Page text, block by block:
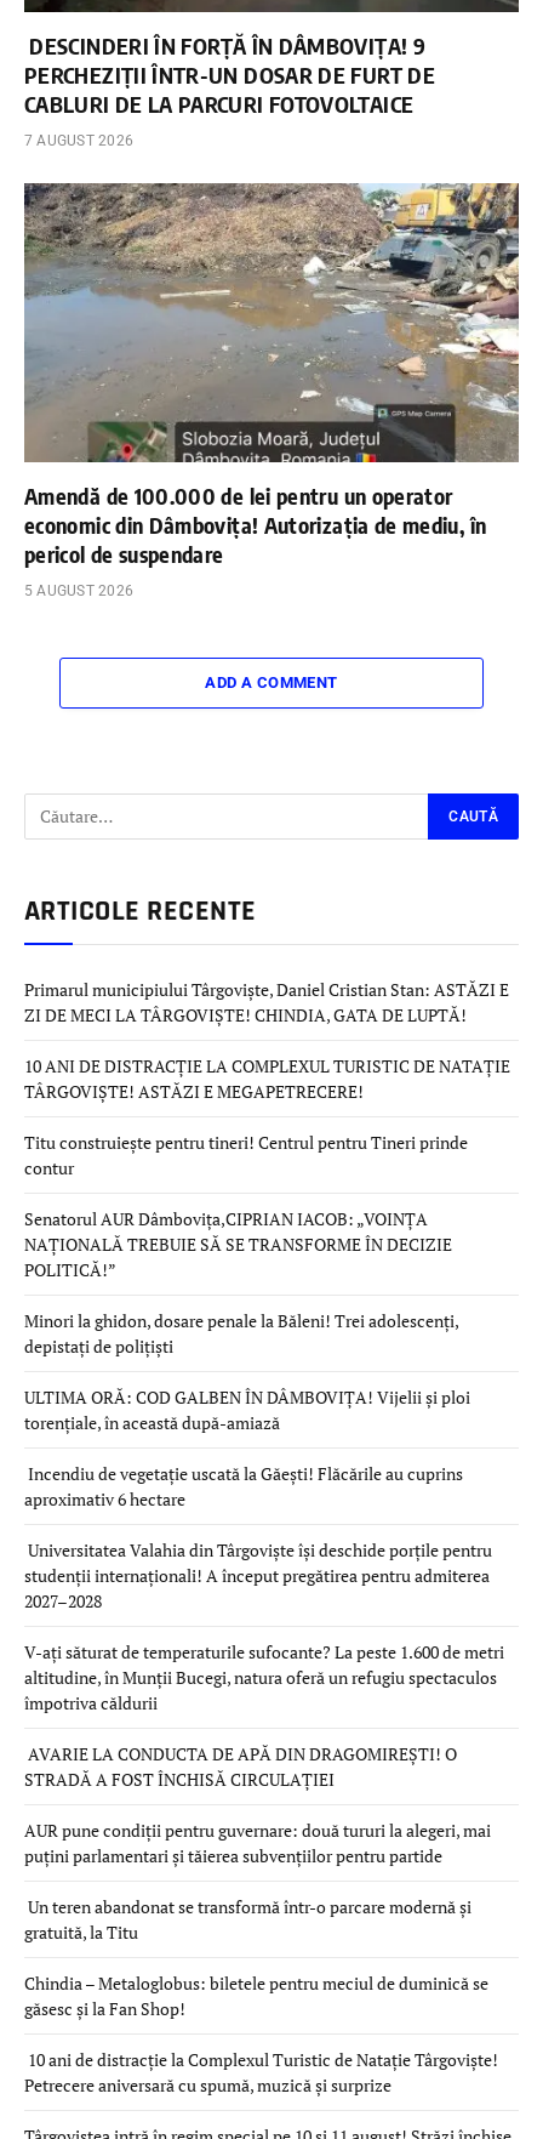
DESCINDERI ÎN FORȚĂ ÎN DÂMBOVIȚA! 9
PERCHEZIȚII ÎNTR-UN DOSAR DE FURT DE
CABLURI DE LA PARCURI FOTOVOLTAICE
7 AUGUST 2026
Amendă de 100.000 de lei pentru un operator
economic din Dâmbovița! Autorizația de mediu, în
pericol de suspendare
5 AUGUST 2026
ADD A COMMENT
ARTICOLE RECENTE
Primarul municipiului Târgoviște, Daniel Cristian Stan: ASTĂZI E
ZI DE MECI LA TÂRGOVIȘTE! CHINDIA, GATA DE LUPTĂ!
10 ANI DE DISTRACȚIE LA COMPLEXUL TURISTIC DE NATAȚIE
TÂRGOVIȘTE! ASTĂZI E MEGAPETRECERE!
Titu construiește pentru tineri! Centrul pentru Tineri prinde
contur
Senatorul AUR Dâmbovița,CIPRIAN IACOB: „VOINȚA
NAȚIONALĂ TREBUIE SĂ SE TRANSFORME ÎN DECIZIE
POLITICĂ!”
Minori la ghidon, dosare penale la Băleni! Trei adolescenți,
depistați de polițiști
ULTIMA ORĂ: COD GALBEN ÎN DÂMBOVIȚA! Vijelii și ploi
torențiale, în această după-amiază
Incendiu de vegetație uscată la Găești! Flăcările au cuprins
aproximativ 6 hectare
Universitatea Valahia din Târgoviște își deschide porțile pentru
studenții internaționali! A început pregătirea pentru admiterea
2027–2028
V-ați săturat de temperaturile sufocante? La peste 1.600 de metri
altitudine, în Munții Bucegi, natura oferă un refugiu spectaculos
împotriva căldurii
AVARIE LA CONDUCTA DE APĂ DIN DRAGOMIREȘTI! O
STRADĂ A FOST ÎNCHISĂ CIRCULAȚIEI
AUR pune condiții pentru guvernare: două tururi la alegeri, mai
puțini parlamentari și tăierea subvențiilor pentru partide
Un teren abandonat se transformă într-o parcare modernă și
gratuită, la Titu
Chindia – Metaloglobus: biletele pentru meciul de duminică se
găsesc și la Fan Shop!
10 ani de distracție la Complexul Turistic de Natație Târgoviște!
Petrecere aniversară cu spumă, muzică și surprize